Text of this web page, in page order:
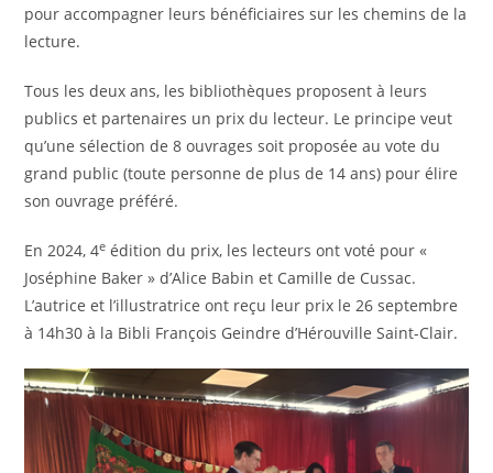
pour accompagner leurs bénéficiaires sur les chemins de la
lecture.
Tous les deux ans, les bibliothèques proposent à leurs
publics et partenaires un prix du lecteur. Le principe veut
qu’une sélection de 8 ouvrages soit proposée au vote du
grand public (toute personne de plus de 14 ans) pour élire
son ouvrage préféré.
En 2024, 4e édition du prix, les lecteurs ont voté pour «
Joséphine Baker » d’Alice Babin et Camille de Cussac.
L’autrice et l’illustratrice ont reçu leur prix le 26 septembre
à 14h30 à la Bibli François Geindre d’Hérouville Saint-Clair.